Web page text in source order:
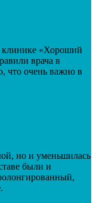
клинике «Хороший
врача в
что очень важно в
но и уменьшилась
были и